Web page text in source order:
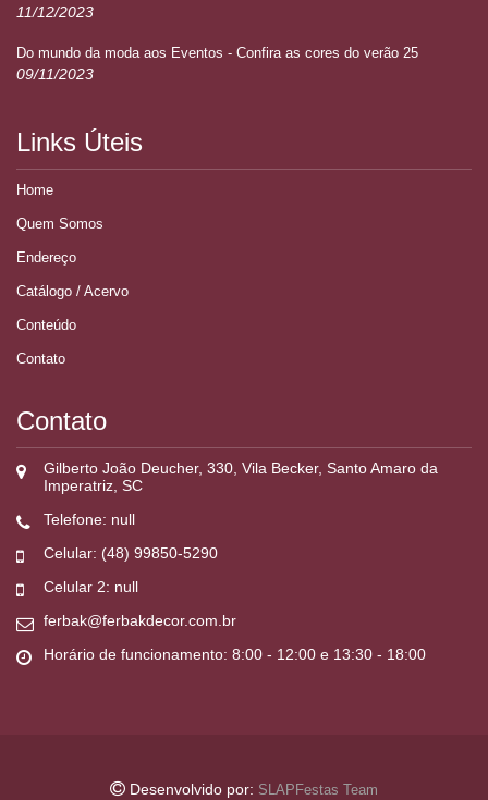
11/12/2023
Do mundo da moda aos Eventos - Confira as cores do verão 25
09/11/2023
Links Úteis
Home
Quem Somos
Endereço
Catálogo / Acervo
Conteúdo
Contato
Contato
Gilberto João Deucher, 330, Vila Becker, Santo Amaro da
Imperatriz, SC
Telefone: null
Celular: (48) 99850-5290
Celular 2: null
ferbak@ferbakdecor.com.br
Horário de funcionamento: 8:00 - 12:00 e 13:30 - 18:00
Desenvolvido por: SLAPFestas Team